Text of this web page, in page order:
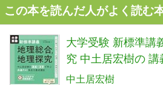
この本を読んだ人がよく読む
大学受験 新標準講
究 中土居宏樹の
テスト得点力養成講
中土居宏樹